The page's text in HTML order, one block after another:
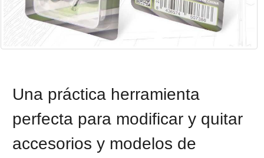
Una práctica herramienta
perfecta para modificar y quitar
accesorios y modelos de